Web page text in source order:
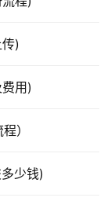
)
用)
）
少钱)